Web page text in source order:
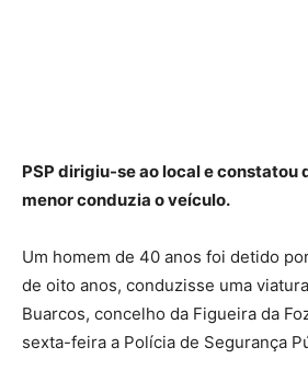
PSP dirigiu-se ao local e constatou
menor conduzia o veículo.
Um homem de 40 anos foi detido
de oito anos, conduzisse uma
Buarcos, concelho da Figueira da
sexta-feira a Polícia de Segurança